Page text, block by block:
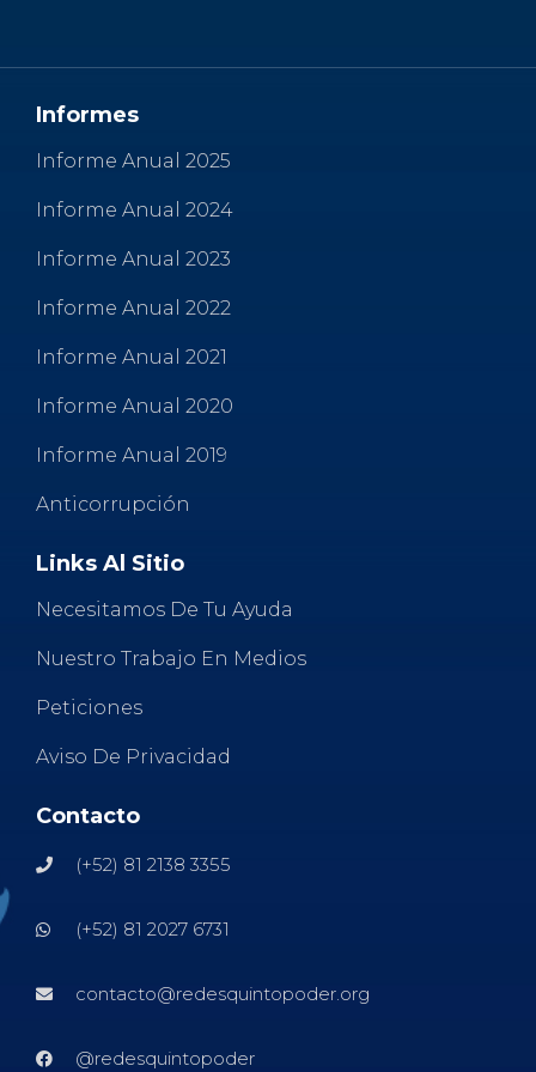
o
k
p r
Informes
Informe Anual 2025
Informe Anual 2024
Informe Anual 2023
Informe Anual 2022
Informe Anual 2021
Informe Anual 2020
Informe Anual 2019
Anticorrupción
Links Al Sitio
Necesitamos De Tu Ayuda
Nuestro Trabajo En Medios
Peticiones
Aviso De Privacidad
Contacto
(+52) 81 2138 3355
(+52) 81 2027 6731
contacto@redesquintopoder.org
@redesquintopoder